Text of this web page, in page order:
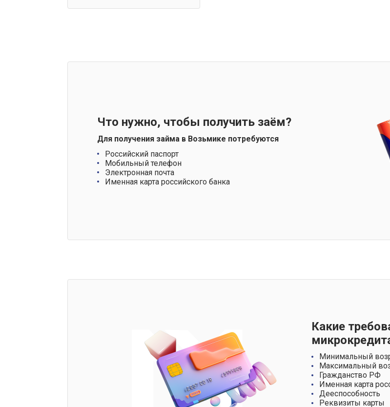
Что нужно, чтобы получить заём?
Для получения займа в Возьмике потребуются
Российский паспорт
Мобильный телефон
Электронная почта
Именная карта российского банка
Какие
Минимальный
Максимальный
Гражданство РФ
Именная карта
Дееспособность
Реквизиты карты